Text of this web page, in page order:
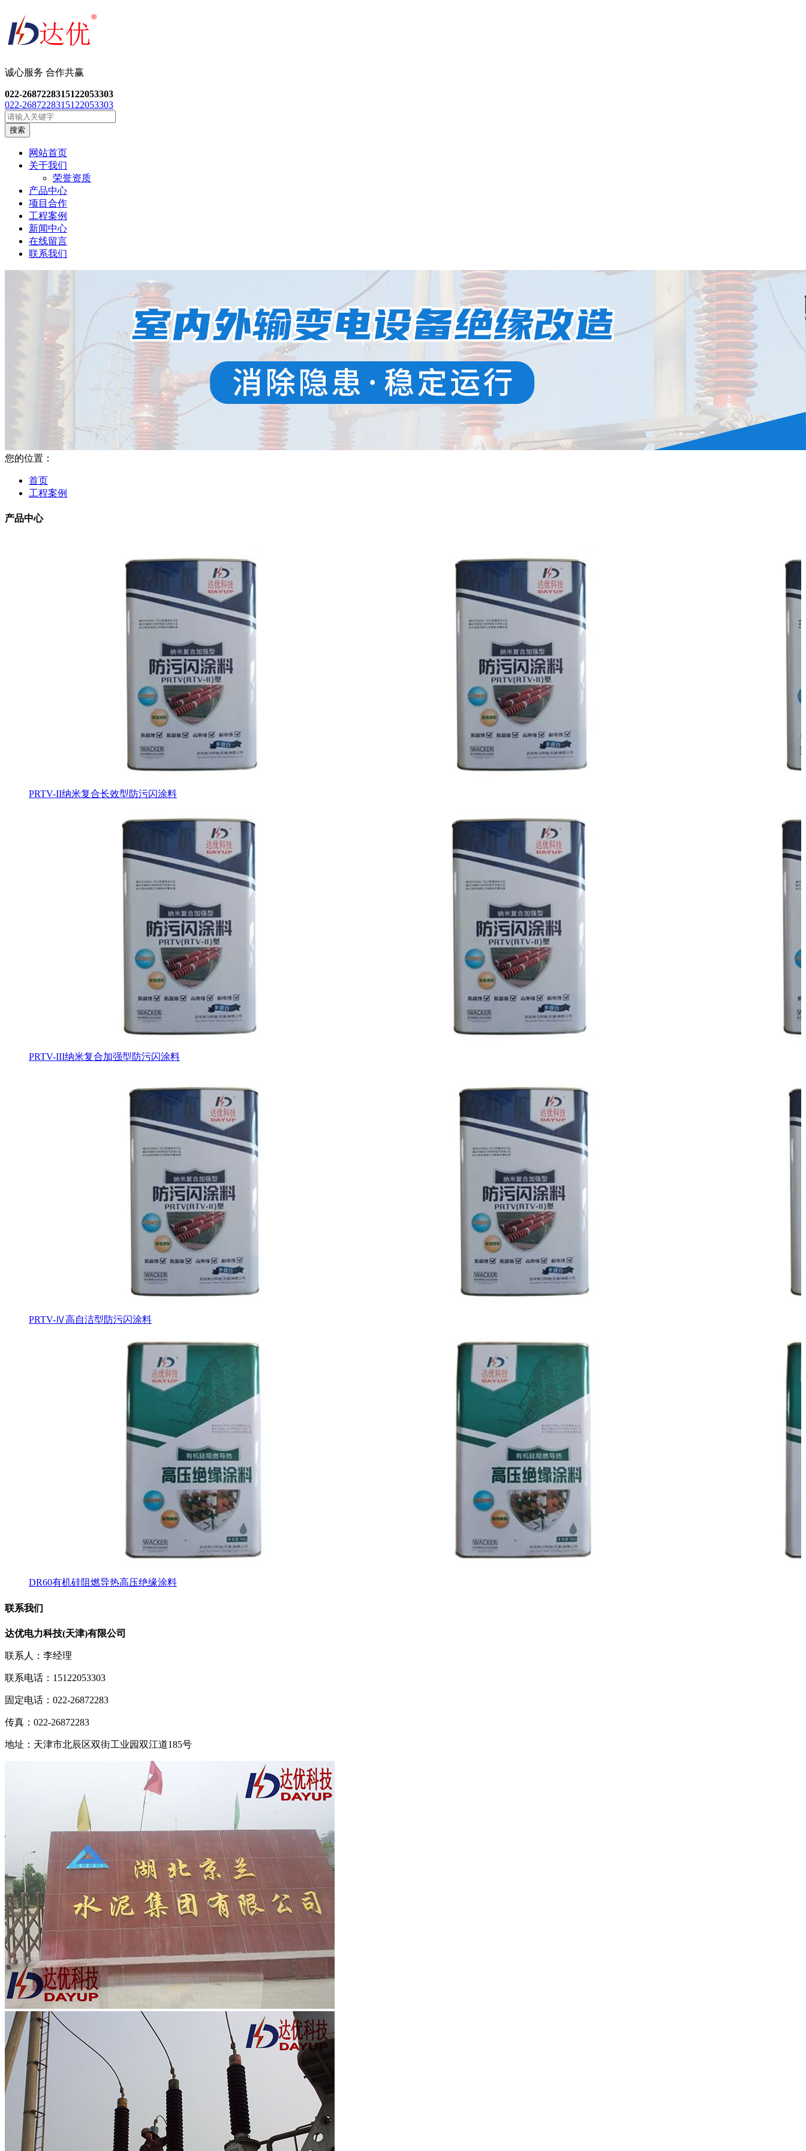
诚心服务 合作共赢
022-2687228315122053303
022-2687228315122053303
搜索
网站首页
关于我们
荣誉资质
产品中心
项目合作
工程案例
新闻中心
在线留言
联系我们
您的位置：
首页
工程案例
产品中心
PRTV-II纳米复合长效型防污闪涂料
PRTV-III纳米复合加强型防污闪涂料
PRTV-Ⅳ高自洁型防污闪涂料
DR60有机硅阻燃导热高压绝缘涂料
联系我们
达优电力科技(天津)有限公司
联系人：李经理
联系电话：15122053303
固定电话：022-26872283
传真：022-26872283
地址：天津市北辰区双街工业园双江道185号